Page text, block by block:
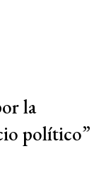
la
político”